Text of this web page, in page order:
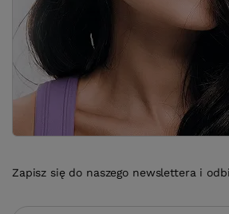
Zapisz się do naszego newslettera i